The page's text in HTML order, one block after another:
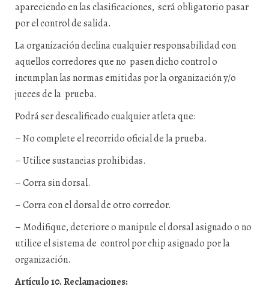
apareciendo en las clasificaciones, será obligatorio pasar
por el control de salida.
La organización declina cualquier responsabilidad con
aquellos corredores que no pasen dicho control o
incumplan las normas emitidas por la organización y/o
jueces de la prueba.
Podrá ser descalificado cualquier atleta que:
– No complete el recorrido oficial de la prueba.
– Utilice sustancias prohibidas.
– Corra sin dorsal.
– Corra con el dorsal de otro corredor.
– Modifique, deteriore o manipule el dorsal asignado o no
utilice el sistema de control por chip asignado por la
organización.
Artículo 10. Reclamaciones: